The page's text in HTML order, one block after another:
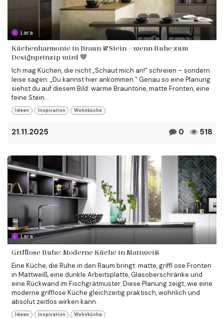
Lara
Küchenharmonie in Braun & Stein – wenn Ruhe zum
Designprinzip wird 🤎
Ich mag Küchen, die nicht „Schaut mich an!“ schreien – sondern
leise sagen: „Du kannst hier ankommen.“ Genau so eine Planung
siehst du auf diesem Bild: warme Brauntöne, matte Fronten, eine
feine Stein...
Ideen Inspiration Wohnküche
21.11.2025 0 518
Lara
Grifflose Ruhe: Moderne Küche in Mattweiß
Eine Küche, die Ruhe in den Raum bringt: matte, griffl ose Fronten
in Mattweiß, eine dunkle Arbeitsplatte, Glasoberschränke und
eine Rückwand im Fischgrätmuster. Diese Planung zeigt, wie eine
moderne grifflose Küche gleichzeitig praktisch, wohnlich und
absolut zeitlos wirken kann.
Ideen Inspiration Wohnküche